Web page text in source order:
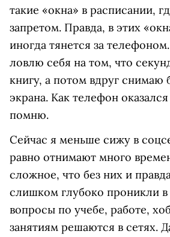
такие «окна» в расписании,
запретом. Правда, в этих
иногда тянется за
ловлю себя на том, что
книгу, а потом вдруг снимаю
экрана. Как телефон
помню.
Сейчас я меньше сижу в
равно отнимают много
сложное, что без них и
слишком глубоко проникли
вопросы по учебе, работе,
занятиям решаются в сетях.